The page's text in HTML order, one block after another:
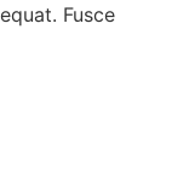
Fusce